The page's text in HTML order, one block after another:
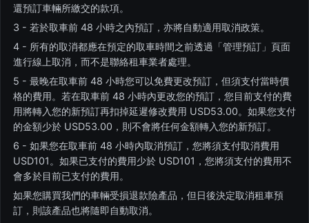
還預訂車輛所繳交的款項。
3 - 若於取車前 48 小時之內預訂，亦將自動適用取消政策。
4 - 所有的取消都應在預定的取車時間之前透過「管理預訂」頁面
進行線上取消，而不是聯絡租車業者處理。
5 - 最晚在取車前 48 小時您可以免費更改預訂，但須支付當時價
格的費用。若在取車前 48 小時內更改您的預訂，您目前支付的費
用將轉入您的新預訂再扣掉延遲修改費用 USD53.00。如果您支付
的金額少於 USD53.00，則不會將任何金額轉入您的新預訂。
6 - 如果您在取車前 48 小時內取消預訂，您將須支付取消費用
USD101。如果已支付的費用少於 USD101，您將須支付的費用不
會多於目前已支付的費用。
如果您購買我們的車輛受損退款險產品，但日後決定取消租車預
訂，則該產品也將隨即自動取消。